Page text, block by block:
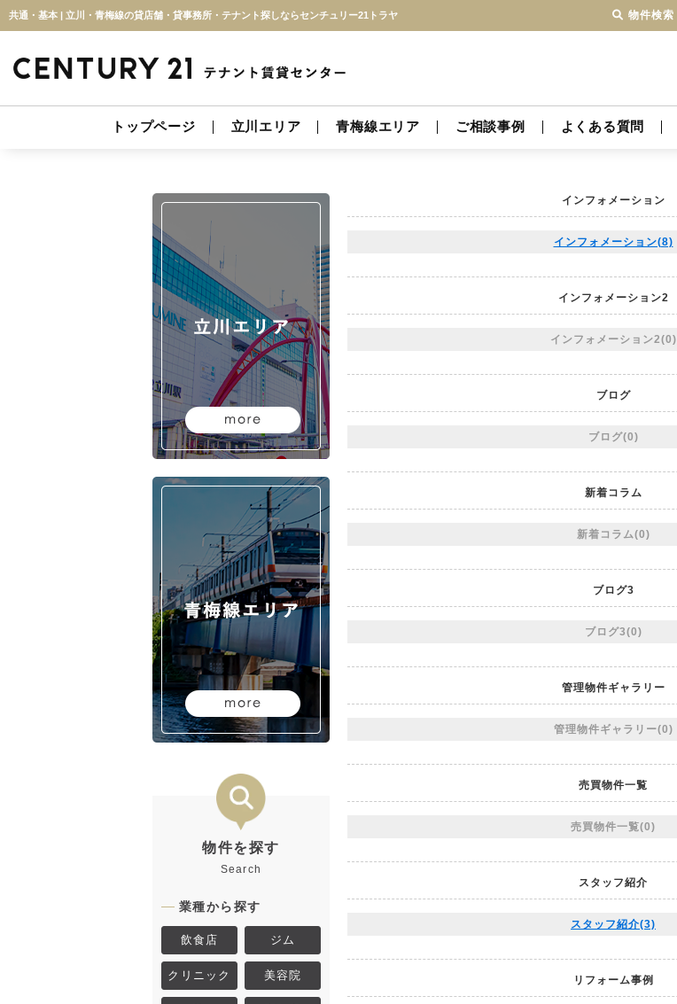
共通・基本 | 立川・青梅線の貸店舗・貸事務所・テナント探しならセンチュリー21トラヤ
トップページ 立川エリア 青梅線エリア ご相談事例 よくある質問
インフォメーション
インフォメーション(8)
インフォメーション2
インフォメーション2(0)
ブログ
ブログ(0)
新着コラム
新着コラム(0)
ブログ3
ブログ3(0)
管理物件ギャラリー
管理物件ギャラリー(0)
売買物件一覧
売買物件一覧(0)
スタッフ紹介
スタッフ紹介(3)
リフォーム事例
物件を探す
Search
業種から探す
飲食店 ジム
クリニック 美容院
物件検索